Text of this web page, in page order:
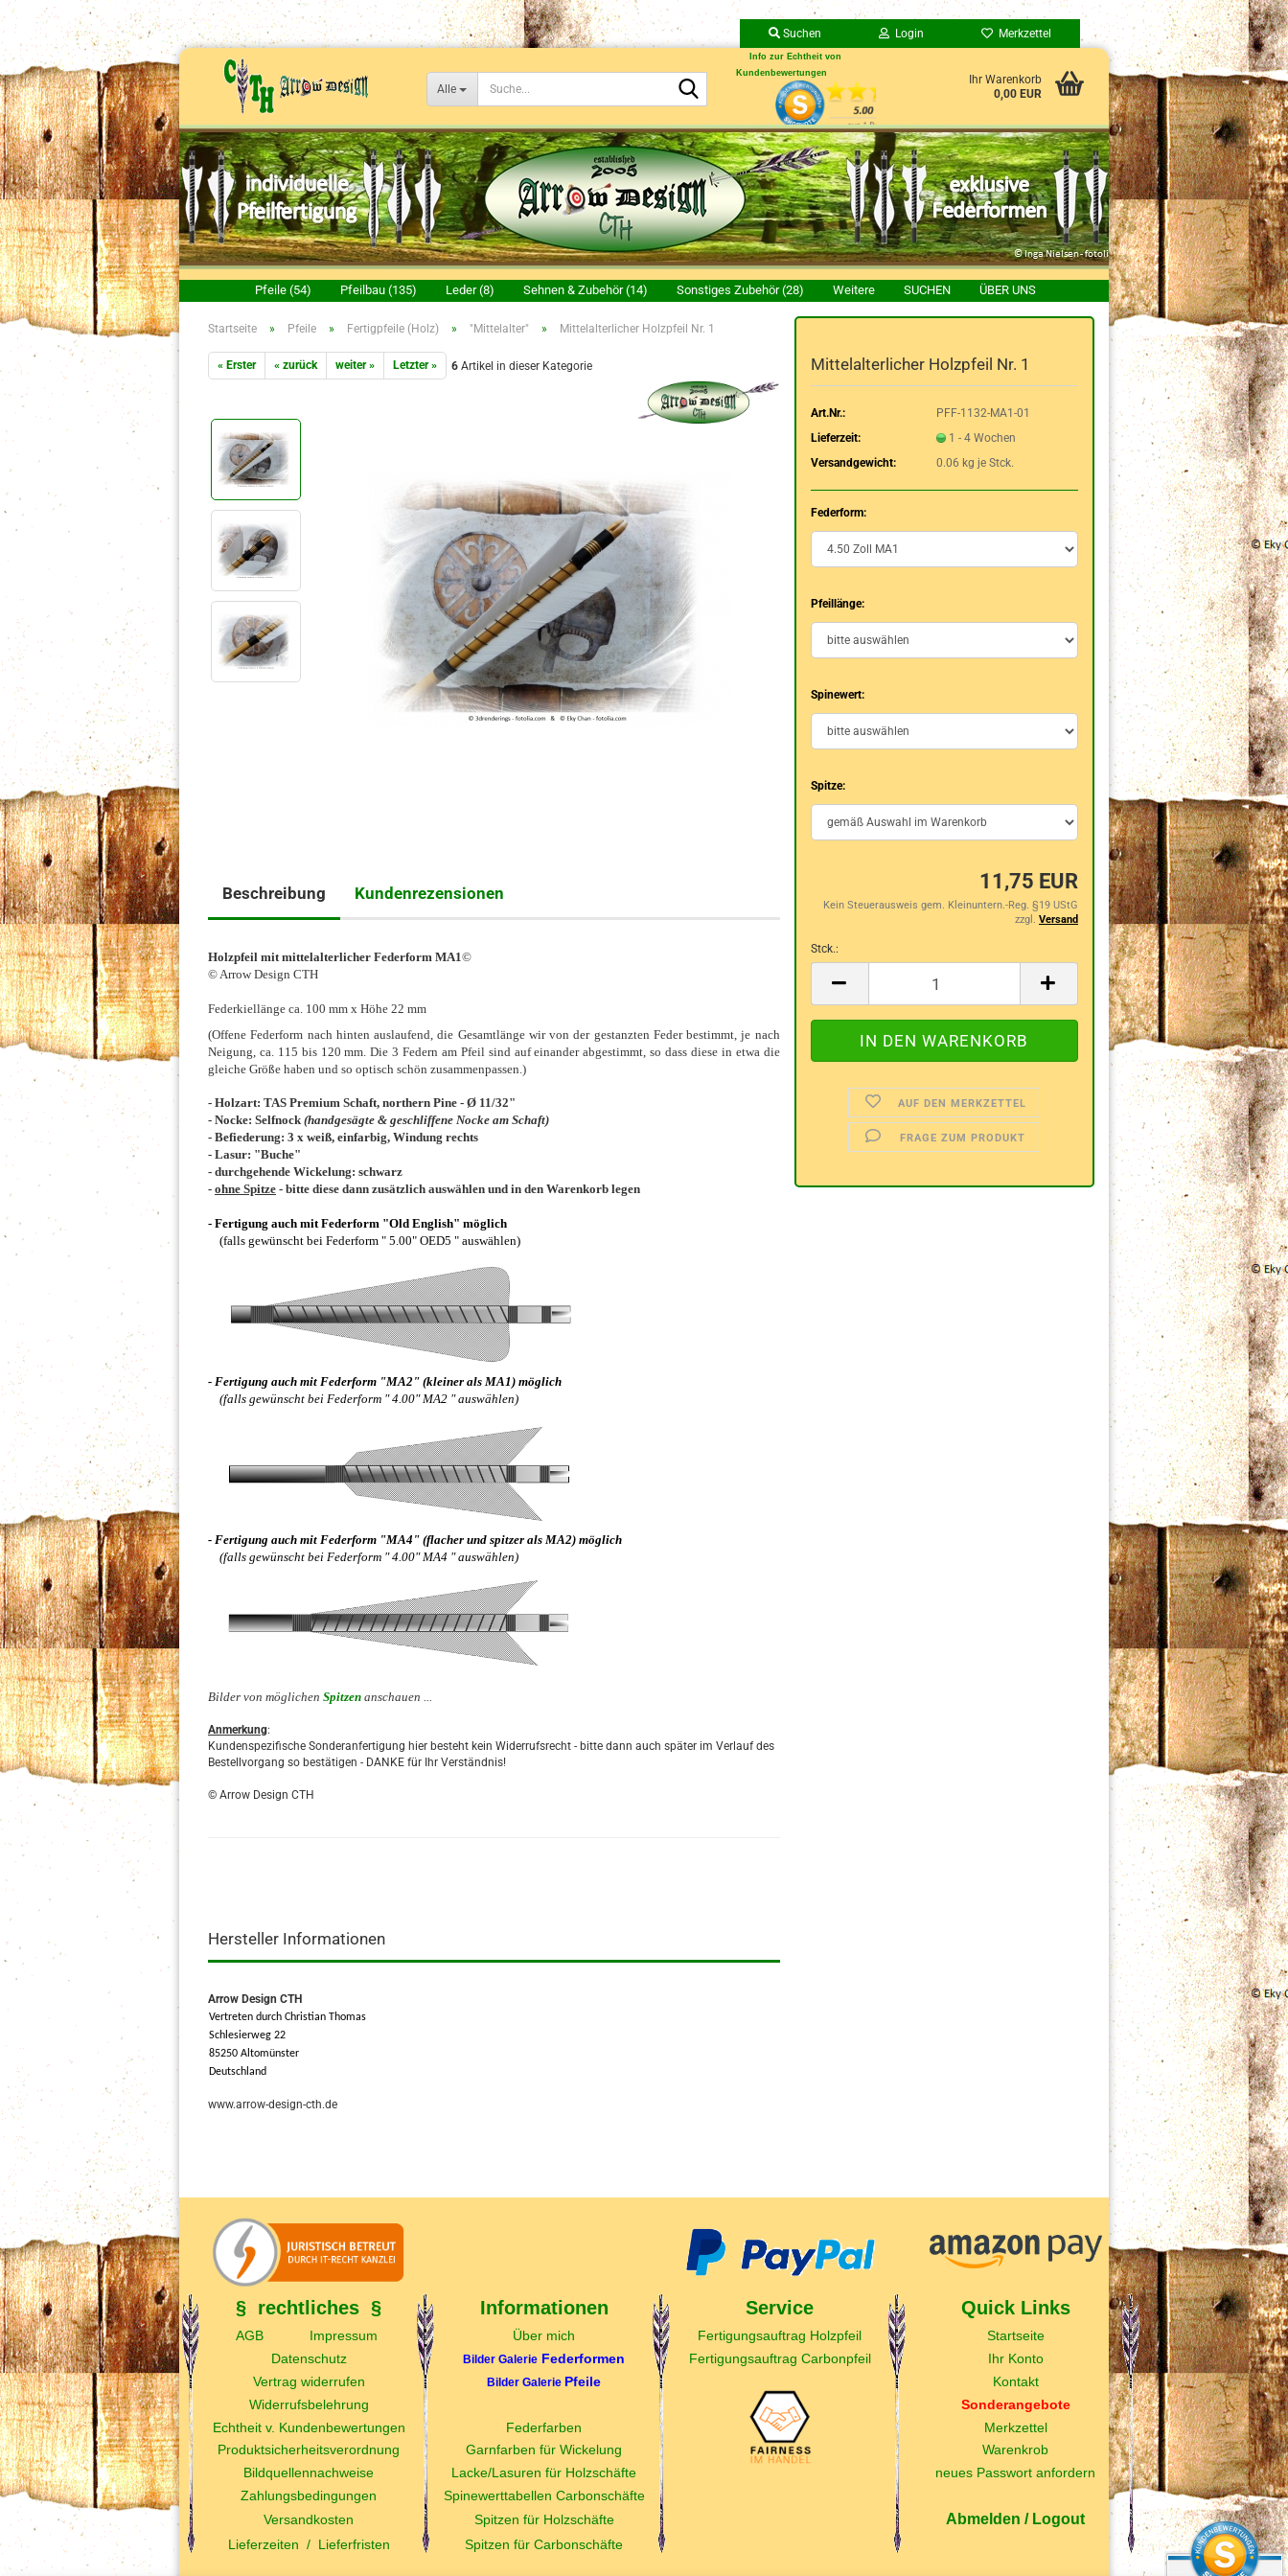
Suchen Login Merkzettel
Alle
Suche...
Info zur Echtheit von
Kundenbewertungen
Ihr Warenkorb
0,00 EUR
Pfeile (54) Pfeilbau (135) Leder (8) Sehnen & Zubehör (14) Sonstiges Zubehör (28) SUCHEN ÜBER UNS
Weitere
Startseite » Pfeile » Fertigpfeile (Holz) » "Mittelalter" » Mittelalterlicher Holzpfeil Nr. 1
« Erster « zurück weiter » Letzter » 6 Artikel in dieser Kategorie Mittelalterlicher Holzpfeil Nr. 1
Art.Nr.:
PFF-1132-MA1-01
Lieferzeit:
1 - 4 Wochen
Versandgewicht:
0.06 kg je Stck.
Federform:
Pfeillänge:
Spinewert:
Spitze:
11,75 EUR
Kein Steuerausweis gem. Kleinuntern.-Reg. §19 UStG
zzgl. Versand
Stck.:
Stck.
AUF DEN MERKZETTEL
FRAGE ZUM PRODUKT
Beschreibung Kundenrezensionen
Holzpfeil mit mittelalterlicher Federform MA1©
© Arrow Design CTH
Federkiellänge ca. 100 mm x Höhe 22 mm
(Offene Federform nach hinten auslaufend, die Gesamtlänge wir von der gestanzten Feder bestimmt, je nach
Neigung, ca. 115 bis 120 mm. Die 3 Federn am Pfeil sind auf einander abgestimmt, so dass diese in etwa die
gleiche Größe haben und so optisch schön zusammenpassen.)
- Holzart: TAS Premium Schaft, northern Pine - Ø 11/32"
- Nocke: Selfnock (handgesägte & geschliffene Nocke am Schaft)
- Befiederung: 3 x weiß, einfarbig, Windung rechts
- Lasur: "Buche"
- durchgehende Wickelung: schwarz
- ohne Spitze - bitte diese dann zusätzlich auswählen und in den Warenkorb legen
- Fertigung auch mit Federform "Old English" möglich
(falls gewünscht bei Federform " 5.00" OED5 " auswählen)
- Fertigung auch mit Federform "MA2" (kleiner als MA1) möglich
(falls gewünscht bei Federform " 4.00" MA2 " auswählen)
- Fertigung auch mit Federform "MA4" (flacher und spitzer als MA2) möglich
(falls gewünscht bei Federform " 4.00" MA4 " auswählen)
Bilder von möglichen Spitzen anschauen ...
Anmerkung:
Kundenspezifische Sonderanfertigung hier besteht kein Widerrufsrecht - bitte dann auch später im Verlauf des
Bestellvorgang so bestätigen - DANKE für Ihr Verständnis!
© Arrow Design CTH
Hersteller Informationen
Arrow Design CTH
Vertreten durch Christian Thomas
Schlesierweg 22
85250 Altomünster
Deutschland
www.arrow-design-cth.de
§ rechtliches § Informationen Service Quick Links
AGB Impressum Über mich Fertigungsauftrag Holzpfeil
Startseite
Datenschutz
Bilder Galerie Federformen Fertigungsauftrag Carbonpfeil
Ihr Konto
Vertrag widerrufen
Bilder Galerie Pfeile
Kontakt
Widerrufsbelehrung
Sonderangebote
Echtheit v. Kundenbewertungen
Federfarben
Merkzettel
Produktsicherheitsverordnung
Garnfarben für Wickelung
Warenkrob
Bildquellennachweise
Lacke/Lasuren für Holzschäfte
neues Passwort anfordern
Zahlungsbedingungen
Spinewerttabellen Carbonschäfte
Versandkosten
Spitzen für Holzschäfte Abmelden / Logout
Lieferzeiten / Lieferfristen Spitzen für Carbonschäfte